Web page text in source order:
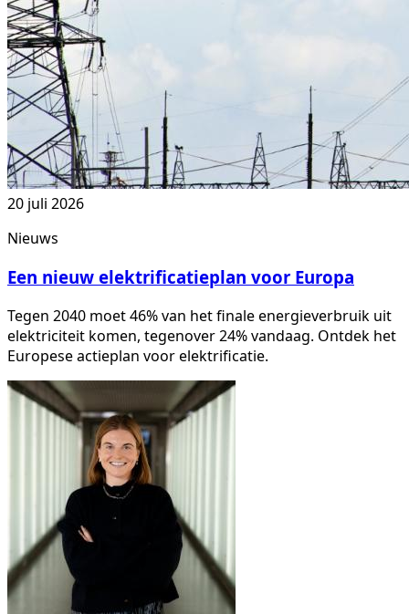
20 juli 2026
Nieuws
Een nieuw elektrificatieplan voor Europa
Tegen 2040 moet 46% van het finale energieverbruik uit
elektriciteit komen, tegenover 24% vandaag. Ontdek het
Europese actieplan voor elektrificatie.